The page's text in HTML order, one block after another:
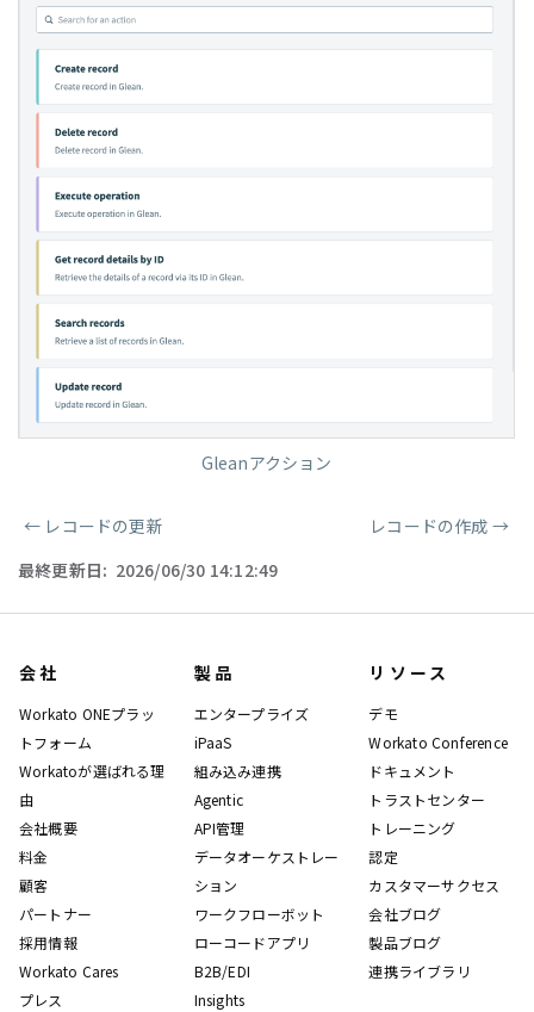
Gleanアクション
ページャー
← レコードの更新 レコードの作成 →
最終更新日: 2026/06/30 14:12:49
会社
Workato ONEプラッ
トフォーム
Workatoが選ばれる理
由
会社概要
料金
顧客
パートナー
採用情報
Workato Cares
プレス
製品
エンタープライズ
iPaaS
組み込み連携
Agentic
API管理
データオーケストレー
ション
ワークフローボット
ローコードアプリ
B2B/EDI
Insights
リソース
デモ
Workato Conference
ドキュメント
トラストセンター
トレーニング
認定
カスタマーサクセス
会社ブログ
製品ブログ
連携ライブラリ